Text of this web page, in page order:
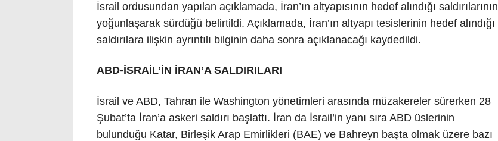
İsrail ordusundan yapılan açıklamada, İran’ın altyapısının hedef alındığı saldırılarının
yoğunlaşarak sürdüğü belirtildi. Açıklamada, İran’ın altyapı tesislerinin hedef alındığı
saldırılara ilişkin ayrıntılı bilginin daha sonra açıklanacağı kaydedildi.
ABD-İSRAİL’İN İRAN’A SALDIRILARI
İsrail ve ABD, Tahran ile Washington yönetimleri arasında müzakereler sürerken 28
Şubat’ta İran’a askeri saldırı başlattı. İran da İsrail’in yanı sıra ABD üslerinin
bulunduğu Katar, Birleşik Arap Emirlikleri (BAE) ve Bahreyn başta olmak üzere bazı